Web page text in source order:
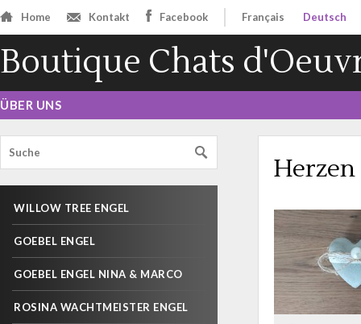
Home Kontakt Facebook Français Deutsch
Boutique Chats
ÜBER UNS
WILLOW TREE ENGEL
GOEBEL ENGEL
GOEBEL ENGEL NINA & MARCO
ROSINA WACHTMEISTER ENGEL
Herzen